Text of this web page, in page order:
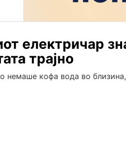
електричар
трајно
немаше кофа вода во